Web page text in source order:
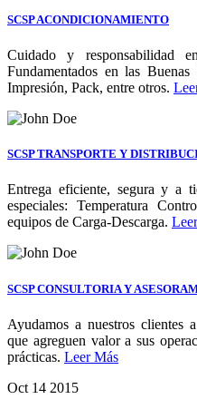
SCSP ACONDICIONAMIENTO
Cuidado y responsabilidad
Fundamentados en las
Impresión, Pack, entre otros.
SCSP TRANSPORTE Y
Entrega eficiente, segura y a
especiales: Temperatura
equipos de Carga-Descarga.
SCSP CONSULTORIA Y
Ayudamos a nuestros clientes
que agreguen valor a sus
prácticas. Leer Más
Oct 14 2015